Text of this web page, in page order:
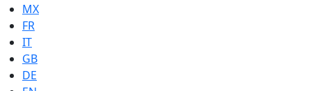
MX
FR
IT
GB
DE